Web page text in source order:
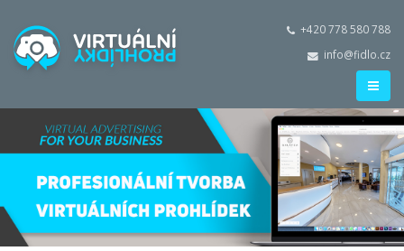
+420 778 580 788
info@fidlo.cz